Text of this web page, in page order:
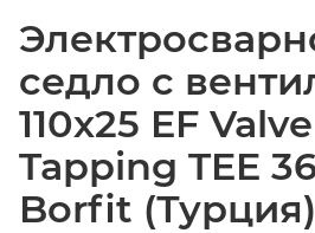
седло с
110х25 EF Valve
Tapping TEE
Borfit (Турция)